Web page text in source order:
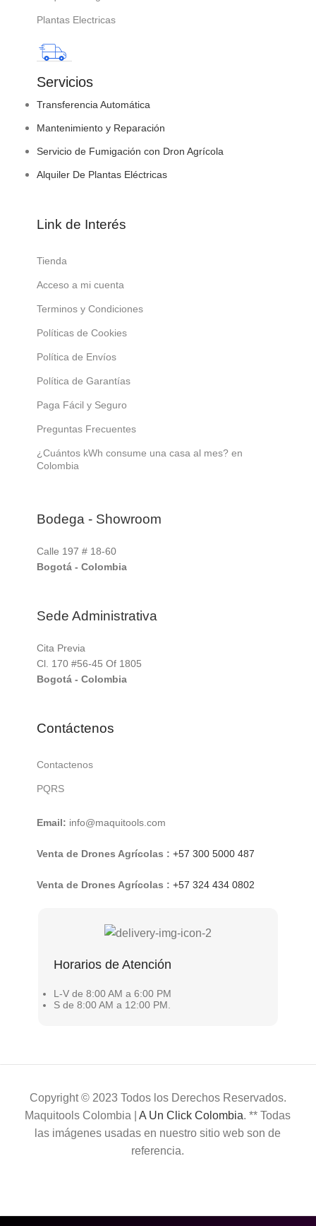
Plantas Electricas
Servicios
Transferencia Automática
Mantenimiento y Reparación
Servicio de Fumigación con Dron Agrícola
Alquiler De Plantas Eléctricas
Link de Interés
Tienda
Acceso a mi cuenta
Terminos y Condiciones
Políticas de Cookies
Política de Envíos
Política de Garantías
Paga Fácil y Seguro
Preguntas Frecuentes
¿Cuántos kWh consume una casa al mes? en
Colombia
Bodega - Showroom
Calle 197 # 18-60
Bogotá - Colombia
Sede Administrativa
Cita Previa
Cl. 170 #56-45 Of 1805
Bogotá - Colombia
Contáctenos
Contactenos
PQRS
Email: info@maquitools.com
Venta de Drones Agrícolas : +57 300 5000 487
Venta de Drones Agrícolas : +57 324 434 0802
Horarios de Atención
L-V de 8:00 AM a 6:00 PM
S de 8:00 AM a 12:00 PM.
Copyright © 2023 Todos los Derechos Reservados.
Maquitools Colombia |A Un Click Colombia. ** Todas
las imágenes usadas en nuestro sitio web son de
referencia.